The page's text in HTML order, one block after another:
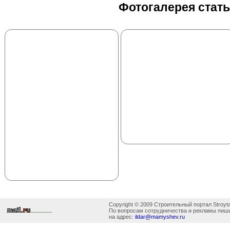
Фотогалерея
Copyright © 2009 Строительный портал
По вопросам сотрудничества и рекламы
на адрес: ildar@mamyshev.ru